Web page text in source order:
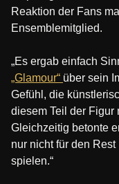
Reaktion der Fans
Ensemblemitglied.
„Es ergab einfach
„Glamour“ über sein
Gefühl, die
diesem Teil der Figur
Gleichzeitig betonte
nur nicht für den
spielen.“